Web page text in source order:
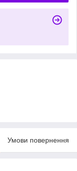
Умови повернення